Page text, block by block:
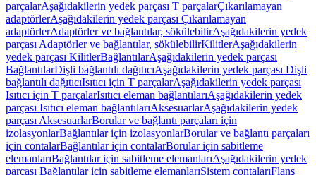
parçalarAşağıdakilerin yedek parçası T parçalarÇıkarılamayan
adaptörlerAşağıdakilerin yedek parçası Çıkarılamayan
adaptörlerAdaptörler ve bağlantılar, sökülebilirAşağıdakilerin yedek
parçası Adaptörler ve bağlantılar, sökülebilirKilitlerAşağıdakilerin
yedek parçası KilitlerBağlantılarAşağıdakilerin yedek parçası
BağlantılarDişli bağlantılı dağıtıcıAşağıdakilerin yedek parçası Dişli
bağlantılı dağıtıcıIsıtıcı için T parçalarAşağıdakilerin yedek parçası
Isıtıcı için T parçalarIsıtıcı eleman bağlantılarıAşağıdakilerin yedek
parçası Isıtıcı eleman bağlantılarıAksesuarlarAşağıdakilerin yedek
parçası AksesuarlarBorular ve bağlantı parçaları için
izolasyonlarBağlantılar için izolasyonlarBorular ve bağlantı parçaları
için contalarBağlantılar için contalarBorular için sabitleme
elemanlarıBağlantılar için sabitleme elemanlarıAşağıdakilerin yedek
parçası Bağlantılar için sabitleme elemanlarıSistem contalarıFlanş